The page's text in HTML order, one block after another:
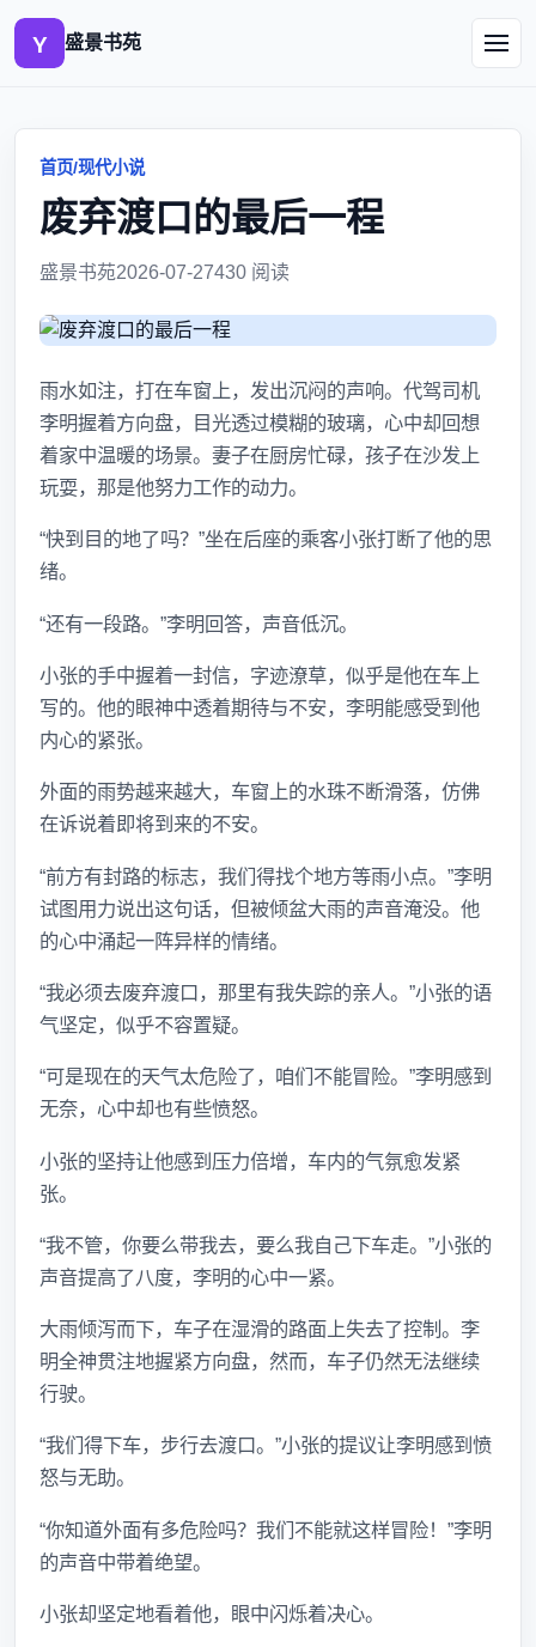
盛景书苑
首页/现代小说
废弃渡口的最后一程
盛景书苑2026-07-27430 阅读
雨水如注，打在车窗上，发出沉闷的声响。代驾司机
李明握着方向盘，目光透过模糊的玻璃，心中却回想
着家中温暖的场景。妻子在厨房忙碌，孩子在沙发上
玩耍，那是他努力工作的动力。
“快到目的地了吗？”坐在后座的乘客小张打断了他的思
绪。
“还有一段路。”李明回答，声音低沉。
小张的手中握着一封信，字迹潦草，似乎是他在车上
写的。他的眼神中透着期待与不安，李明能感受到他
内心的紧张。
外面的雨势越来越大，车窗上的水珠不断滑落，仿佛
在诉说着即将到来的不安。
“前方有封路的标志，我们得找个地方等雨小点。”李明
试图用力说出这句话，但被倾盆大雨的声音淹没。他
的心中涌起一阵异样的情绪。
“我必须去废弃渡口，那里有我失踪的亲人。”小张的语
气坚定，似乎不容置疑。
“可是现在的天气太危险了，咱们不能冒险。”李明感到
无奈，心中却也有些愤怒。
小张的坚持让他感到压力倍增，车内的气氛愈发紧
张。
“我不管，你要么带我去，要么我自己下车走。”小张的
声音提高了八度，李明的心中一紧。
大雨倾泻而下，车子在湿滑的路面上失去了控制。李
明全神贯注地握紧方向盘，然而，车子仍然无法继续
行驶。
“我们得下车，步行去渡口。”小张的提议让李明感到愤
怒与无助。
“你知道外面有多危险吗？我们不能就这样冒险！”李明
的声音中带着绝望。
小张却坚定地看着他，眼中闪烁着决心。